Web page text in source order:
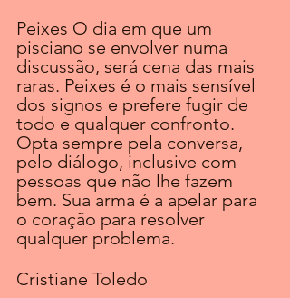
Peixes O dia em que um
pisciano se envolver numa
discussão, será cena das mais
raras. Peixes é o mais sensível
dos signos e prefere fugir de
todo e qualquer confronto.
Opta sempre pela conversa,
pelo diálogo, inclusive com
pessoas que não lhe fazem
bem. Sua arma é a apelar para
o coração para resolver
qualquer problema.
Cristiane Toledo